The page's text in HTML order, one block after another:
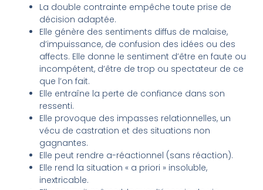
La double contrainte empêche toute prise de
décision adaptée.
Elle génère des sentiments diffus de malaise,
d’impuissance, de confusion des idées ou des
affects. Elle donne le sentiment d’être en faute ou
incompétent, d’être de trop ou spectateur de ce
que l’on fait.
Elle entraîne la perte de confiance dans son
ressenti.
Elle provoque des impasses relationnelles, un
vécu de castration et des situations non
gagnantes.
Elle peut rendre a-réactionnel (sans réaction).
Elle rend la situation « a priori » insoluble,
inextricable.